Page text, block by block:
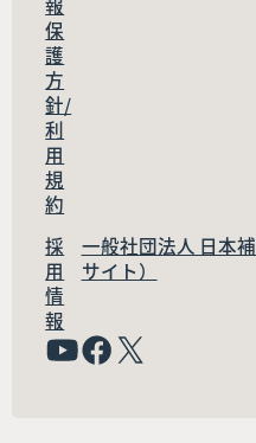
保
護
方
針/
利
用
規
約
採
用
情
報
一般社団法人 日本
サイト）